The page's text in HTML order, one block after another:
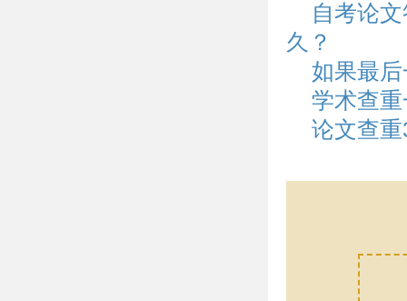
自考论
久？
如果最
学术查
论文查